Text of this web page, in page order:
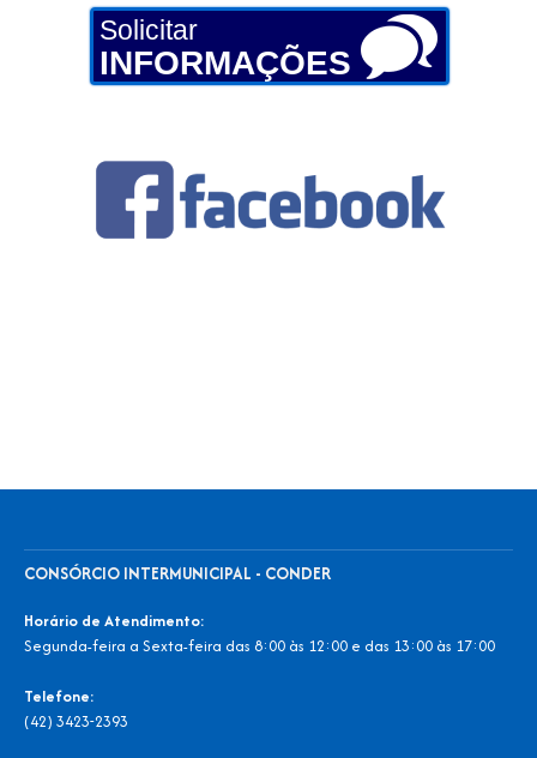
Solicitar
INFORMAÇÕES
CONSÓRCIO INTERMUNICIPAL - CONDER
Horário de Atendimento:
Segunda-feira a Sexta-feira das 8:00 às 12:00 e das 13:00 às 17:00
Telefone:
(42) 3423-2393